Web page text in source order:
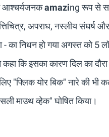
में आश्चर्यजनकamazingरूप से
अपराध, नस्लीय संघर्ष
- का निधन हो गया अगस्त को 5
कि इसका कारण दिल का
"फ्लिक योर बिक" नारे की भी
माउथ व्हेक" घोषित किया।